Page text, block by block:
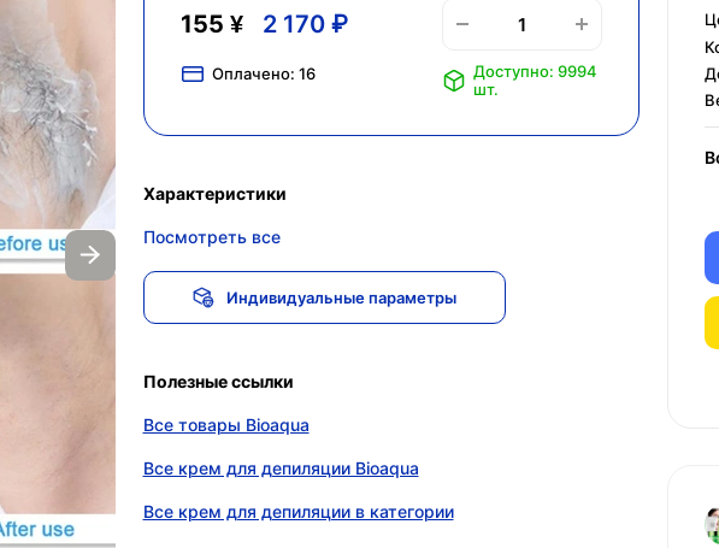
155 ¥ 2 170 ₽
Оплачено: 16
Доступно: 9994
шт.
Характеристики
Посмотреть все
Индивидуальные параметры
Полезные ссылки
Все товары Bioaqua
Все крем для депиляции Bioaqua
Все крем для депиляции в категории